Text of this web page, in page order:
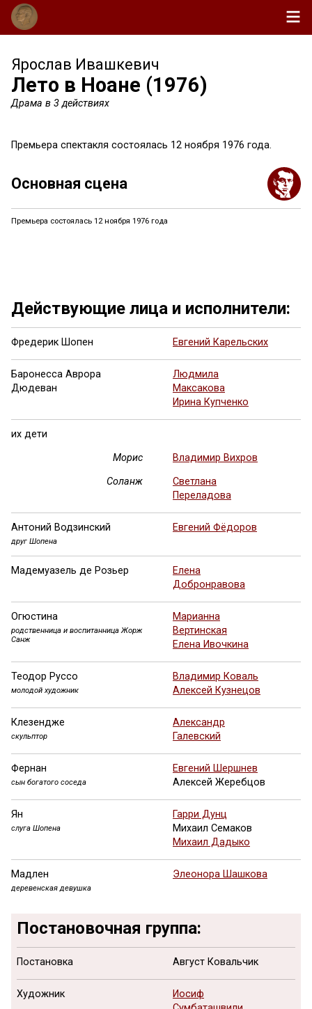
Ярослав Ивашкевич
Лето в Ноане (1976)
Драма в 3 действиях
Премьера спектакля состоялась 12 ноября 1976 года.
Основная сцена
Премьера состоялась 12 ноября 1976 года
Действующие лица и исполнители:
Фредерик Шопен Евгений Карельских
Баронесса Аврора
Дюдеван
Людмила
Максакова
Ирина Купченко
их дети
Морис
Владимир Вихров
Соланж
Светлана
Переладова
Антоний Водзинский
друг Шопена
Евгений Фёдоров
Мадемуазель де Розьер
Елена
Добронравова
Огюстина
родственница и воспитанница Жорж
Санж
Марианна
Вертинская
Елена Ивочкина
Теодор Руссо
молодой художник
Владимир Коваль
Алексей Кузнецов
Клезендже
скульптор
Александр
Галевский
Фернан
сын богатого соседа
Евгений Шершнев
Алексей Жеребцов
Ян
слуга Шопена
Гарри Дунц
Михаил Семаков
Михаил Дадыко
Мадлен
деревенская девушка
Элеонора Шашкова
Постановочная группа:
Постановка Август Ковальчик
Художник
Иосиф